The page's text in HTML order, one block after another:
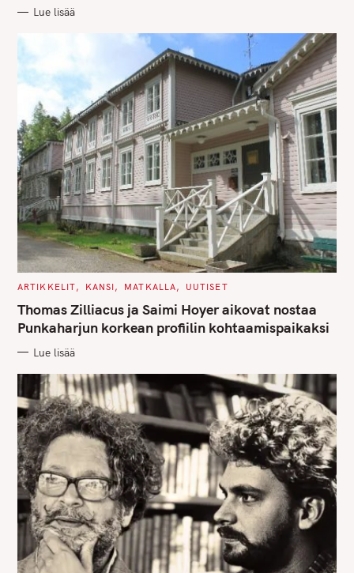
I
Lue lisää
C
T
E
G
O
I
S
ARTIKKELIT KANSI MATKALLA UUTISET
Thomas Zilliacus ja Saimi Hoyer aikovat nostaa
Punkaharjun korkean profiilin kohtaamispaikaksi
Lue lisää